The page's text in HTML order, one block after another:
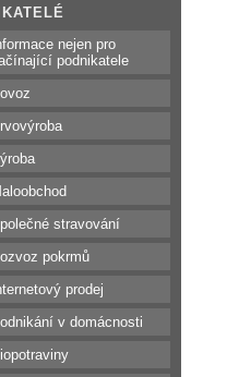
nejen pro
podnikatele
stravování
pokrmů
prodej
v domácnosti